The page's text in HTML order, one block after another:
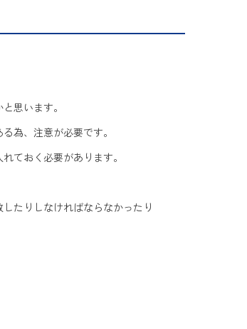
思います。
為、注意が必要です。
ておく必要があります。
たりしなければならなかったり